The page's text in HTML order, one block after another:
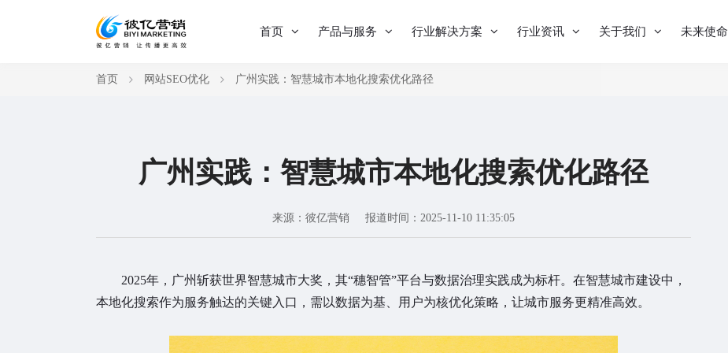
首页 产品与服务 行业解决方案 行业资讯 关于我们 未来使命
首页 网站SEO优化 广州实践：智慧城市本地化搜索优化路径
广州实践：智慧城市本地化搜索优化路径
来源：彼亿营销 报道时间：2025-11-10 11:35:05
2025年，广州斩获世界智慧城市大奖，其“穗智管”平台与数据治理实践成为标杆。在智慧城市建设中，
本地化搜索作为服务触达的关键入口，需以数据为基、用户为核优化策略，让城市服务更精准高效。